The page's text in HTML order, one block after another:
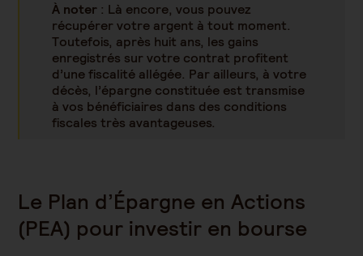
À noter : Là encore, vous pouvez
récupérer votre argent à tout moment.
Toutefois, après huit ans, les gains
enregistrés sur votre contrat profitent
d’une fiscalité allégée. Par ailleurs, à votre
décès, l’épargne constituée est transmise
à vos bénéficiaires dans des conditions
fiscales très avantageuses.
Le Plan d’Épargne en Actions
(PEA) pour investir en bourse